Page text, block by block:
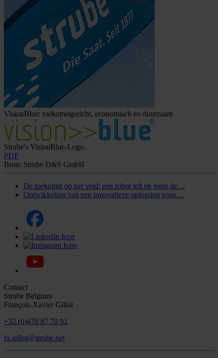
VisionBlue: toekomstgericht, economisch en duurzaam
Strube's VisionBlue-Logo.
PDF
Bron: Strube D&S GmbH
De toekomst op het veld: een robot telt en meet de…
Ontwikkeling van een innovatieve oplossing voor…
Contact
Strube Belgium
François-Xavier Gillot
+32 (0)470 87 70 91
fx.gillot@strube.net